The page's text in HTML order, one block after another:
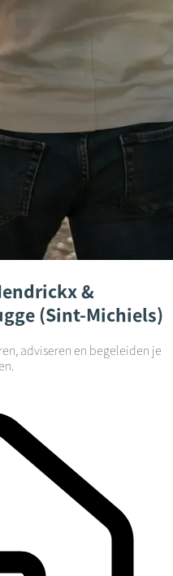
&
(Sint-Michiels)
adviseren en begeleiden je